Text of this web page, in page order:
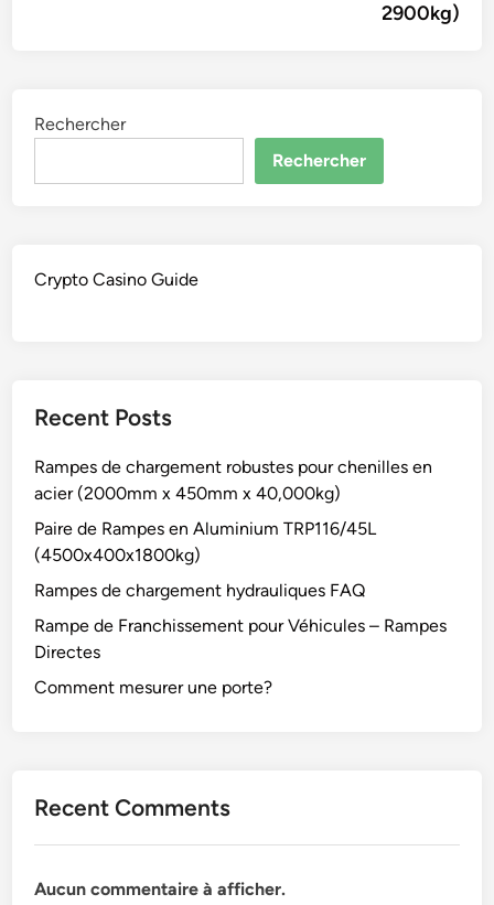
2900kg)
Rechercher
Rechercher
Crypto Casino Guide
Recent Posts
Rampes de chargement robustes pour chenilles en
acier (2000mm x 450mm x 40,000kg)
Paire de Rampes en Aluminium TRP116/45L
(4500x400x1800kg)
Rampes de chargement hydrauliques FAQ
Rampe de Franchissement pour Véhicules – Rampes
Directes
Comment mesurer une porte?
Recent Comments
Aucun commentaire à afficher.